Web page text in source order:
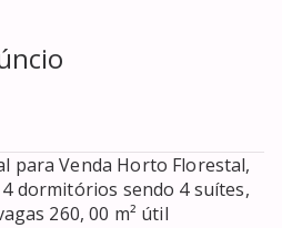
para Venda Horto Florestal,
4 dormitórios sendo 4 suítes,
260, 00 m² útil